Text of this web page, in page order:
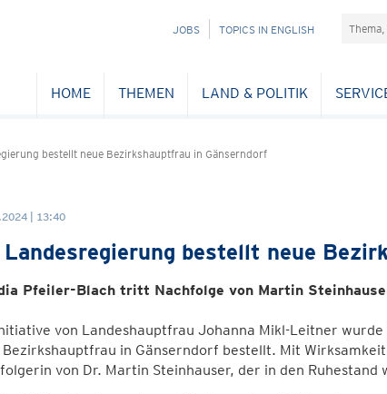
NAVIGATION
JOBS TOPICS IN ENGLISH
HOME THEMEN LAND & POLITIK
bestellt neue Bezirkshauptfrau in Gänserndorf
| 13:40
Landesregierung bestellt neue
Pfeiler-Blach tritt Nachfolge von Martin
von Landeshauptfrau Johanna Mikl-Leitner
Bezirkshauptfrau in Gänserndorf bestellt. Mit
von Dr. Martin Steinhauser, der in den Ruhestand